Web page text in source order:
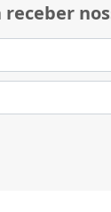
receber